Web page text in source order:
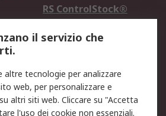
RS ControlStock®
Informativa Privacy -
Aggiornata
Termini d'uso
il servizio che
altre tecnologie per analizzare
web, per personalizzare e
altri siti web. Cliccare su "Accetta
l'uso dei cookie non essenziali.